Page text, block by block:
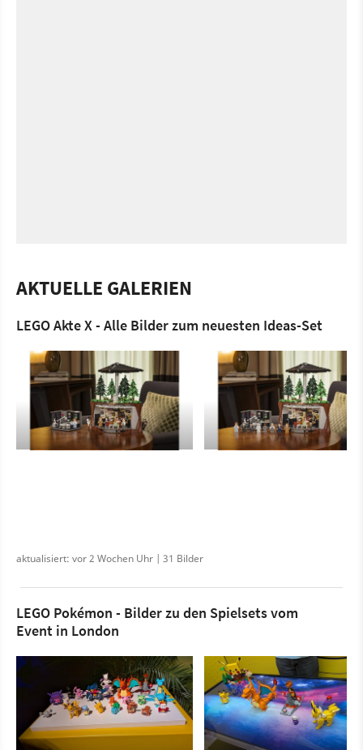
AKTUELLE GALERIEN
LEGO Akte X - Alle Bilder zum neuesten Ideas-Set
aktualisiert: vor 2 Wochen Uhr | 31 Bilder
LEGO Pokémon - Bilder zu den Spielsets vom
Event in London